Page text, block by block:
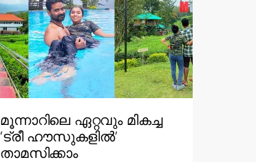
മൂന്നാറിലെ ഏറ്റവും മികച്ച
‘ട്രീ ഹൗസുകളിൽ’
താമസിക്കാം